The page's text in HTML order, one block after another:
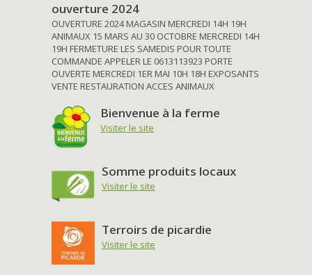
ouverture 2024
OUVERTURE 2024 MAGASIN MERCREDI 14H 19H
ANIMAUX 15 MARS AU 30 OCTOBRE MERCREDI 14H
19H FERMETURE LES SAMEDIS POUR TOUTE
COMMANDE APPELER LE 0613113923 PORTE
OUVERTE MERCREDI 1ER MAI 10H 18H EXPOSANTS
VENTE RESTAURATION ACCES ANIMAUX
Bienvenue à la ferme
Visiter le site
Somme produits locaux
Visiter le site
Terroirs de picardie
Visiter le site